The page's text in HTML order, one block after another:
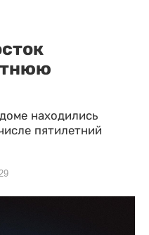
находились
пятилетний